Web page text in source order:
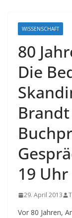
WISSENSCHAFT
80
Die
Brandt
19 Uhr
29. April 2013
Vor 80 Jahren,